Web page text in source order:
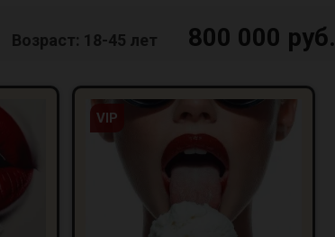
Возраст: 18-45 лет 800 000 руб.
VIP